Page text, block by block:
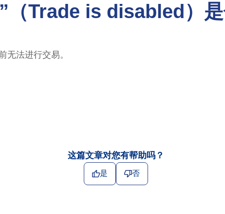
（Trade is disabled）
无法进行交易。
这篇文章对您有帮助吗？
是 否